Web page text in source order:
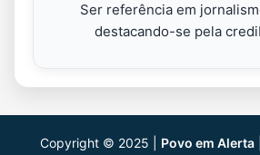
Ser referência em
destacando-se pela
Copyright © 2025 | Povo em Alerta